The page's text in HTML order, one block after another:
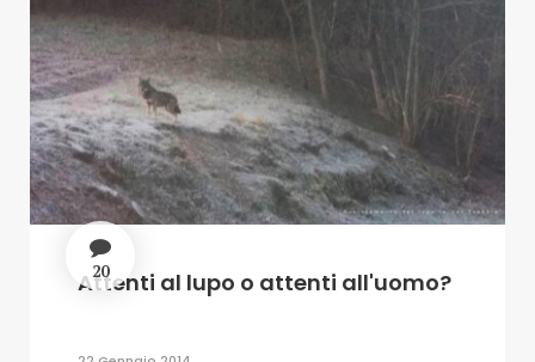
20
Attenti al lupo o attenti all'uomo?